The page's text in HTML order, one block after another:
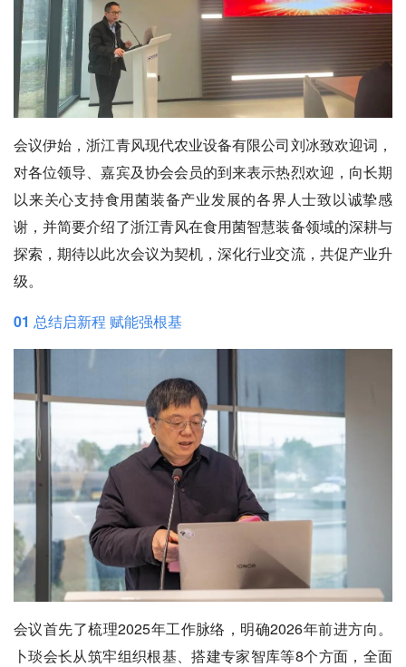
会议伊始，浙江青风现代农业设备有限公司刘冰致欢迎词，
对各位领导、嘉宾及协会会员的到来表示热烈欢迎，向长期
以来关心支持食用菌装备产业发展的各界人士致以诚挚感
谢，并简要介绍了浙江青风在食用菌智慧装备领域的深耕与
探索，期待以此次会议为契机，深化行业交流，共促产业升
级。
01 总结启新程 赋能强根基
会议首先了梳理2025年工作脉络，明确2026年前进方向。
卜琰会长从筑牢组织根基、搭建专家智库等8个方面，全面